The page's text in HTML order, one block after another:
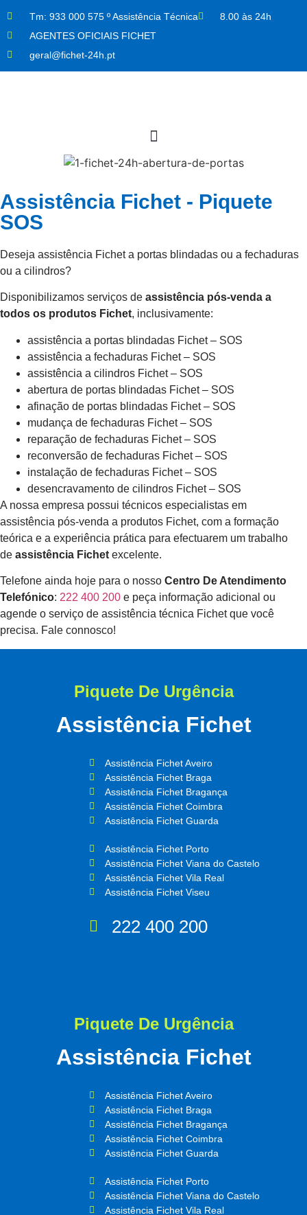
Tm: 933 000 575 º Assistência Técnica
8.00 às 24h
AGENTES OFICIAIS FICHET
geral@fichet-24h.pt
Assistência Fichet - Piquete
SOS
Deseja assistência Fichet a portas blindadas ou a fechaduras
ou a cilindros?
Disponibilizamos serviços de assistência pós-venda a
todos os produtos Fichet, inclusivamente:
assistência a portas blindadas Fichet – SOS
assistência a fechaduras Fichet – SOS
assistência a cilindros Fichet – SOS
abertura de portas blindadas Fichet – SOS
afinação de portas blindadas Fichet – SOS
mudança de fechaduras Fichet – SOS
reparação de fechaduras Fichet – SOS
reconversão de fechaduras Fichet – SOS
instalação de fechaduras Fichet – SOS
desencravamento de cilindros Fichet – SOS
A nossa empresa possui técnicos especialistas em
assistência pós-venda a produtos Fichet, com a formação
teórica e a experiência prática para efectuarem um trabalho
de assistência Fichet excelente.
Telefone ainda hoje para o nosso Centro De Atendimento
Telefónico: 222 400 200 e peça informação adicional ou
agende o serviço de assistência técnica Fichet que você
precisa. Fale connosco!
Piquete De Urgência
Assistência Fichet
Assistência Fichet Aveiro
Assistência Fichet Braga
Assistência Fichet Bragança
Assistência Fichet Coimbra
Assistência Fichet Guarda
Assistência Fichet Porto
Assistência Fichet Viana do Castelo
Assistência Fichet Vila Real
Assistência Fichet Viseu
222 400 200
Piquete De Urgência
Assistência Fichet
Assistência Fichet Aveiro
Assistência Fichet Braga
Assistência Fichet Bragança
Assistência Fichet Coimbra
Assistência Fichet Guarda
Assistência Fichet Porto
Assistência Fichet Viana do Castelo
Assistência Fichet Vila Real